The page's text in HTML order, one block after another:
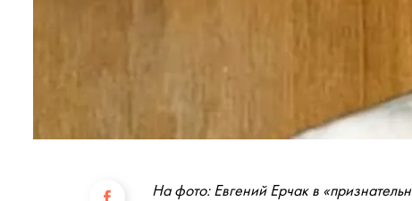
На фото: Евгений Ерчак в